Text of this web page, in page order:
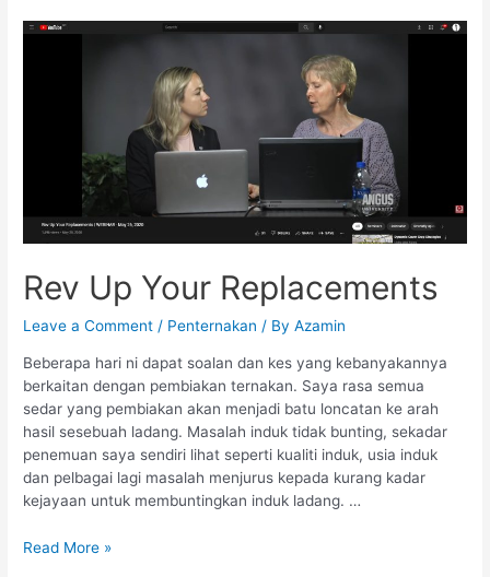
Rev Up Your Replacements
Leave a Comment / Penternakan / ByAzamin
Beberapa hari ni dapat soalan dan kes yang kebanyakannya
berkaitan dengan pembiakan ternakan. Saya rasa semua
sedar yang pembiakan akan menjadi batu loncatan ke arah
hasil sesebuah ladang. Masalah induk tidak bunting, sekadar
penemuan saya sendiri lihat seperti kualiti induk, usia induk
dan pelbagai lagi masalah menjurus kepada kurang kadar
kejayaan untuk membuntingkan induk ladang. …
Rev
Read More »